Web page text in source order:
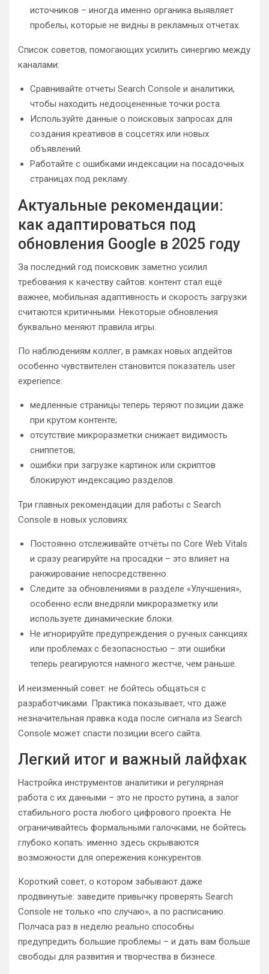
источников – иногда именно органика выявляет
пробелы, которые не видны в рекламных отчетах.
Список советов, помогающих усилить синергию между
каналами:
Сравнивайте отчеты Search Console и аналитики,
чтобы находить недооцененные точки роста.
Используйте данные о поисковых запросах для
создания креативов в соцсетях или новых
объявлений.
Работайте с ошибками индексации на посадочных
страницах под рекламу.
Актуальные рекомендации:
как адаптироваться под
обновления Google в 2025 году
За последний год поисковик заметно усилил
требования к качеству сайтов: контент стал ещё
важнее, мобильная адаптивность и скорость загрузки
считаются критичными. Некоторые обновления
буквально меняют правила игры.
По наблюдениям коллег, в рамках новых апдейтов
особенно чувствителен становится показатель user
experience:
медленные страницы теперь теряют позиции даже
при крутом контенте;
отсутствие микроразметки снижает видимость
сниппетов;
ошибки при загрузке картинок или скриптов
блокируют индексацию разделов.
Три главных рекомендации для работы с Search
Console в новых условиях:
Постоянно отслеживайте отчёты по Core Web Vitals
и сразу реагируйте на просадки – это влияет на
ранжирование непосредственно.
Следите за обновлениями в разделе «Улучшения»,
особенно если внедряли микроразметку или
используете динамические блоки.
Не игнорируйте предупреждения о ручных санкциях
или проблемах с безопасностью – эти ошибки
теперь реагируются намного жестче, чем раньше.
И неизменный совет: не бойтесь общаться с
разработчиками. Практика показывает, что даже
незначительная правка кода после сигнала из Search
Console может спасти позиции всего сайта.
Легкий итог и важный лайфхак
Настройка инструментов аналитики и регулярная
работа с их данными – это не просто рутина, а залог
стабильного роста любого цифрового проекта. Не
ограничивайтесь формальными галочками, не бойтесь
глубоко копать: именно здесь скрываются
возможности для опережения конкурентов.
Короткий совет, о котором забывают даже
продвинутые: заведите привычку проверять Search
Console не только «по случаю», а по расписанию.
Полчаса раз в неделю реально способны
предупредить большие проблемы – и дать вам больше
свободы для развития и творчества в бизнесе.